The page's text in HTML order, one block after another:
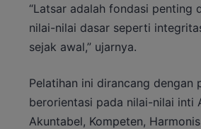
“Latsar adalah fondasi penting
nilai-nilai dasar seperti
sejak awal,” ujarnya.
Pelatihan ini dirancang dengan
berorientasi pada nilai-nilai inti
Akuntabel, Kompeten,